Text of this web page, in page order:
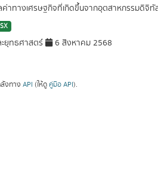
าทางเศรษฐกิจที่เกิดขึ้นจากอุตสาหกรรมดิจิทั
ยุทธศาสตร์ 6 สิงหาคม 2568
งทาง API (ให้ดู คู่มือ API).